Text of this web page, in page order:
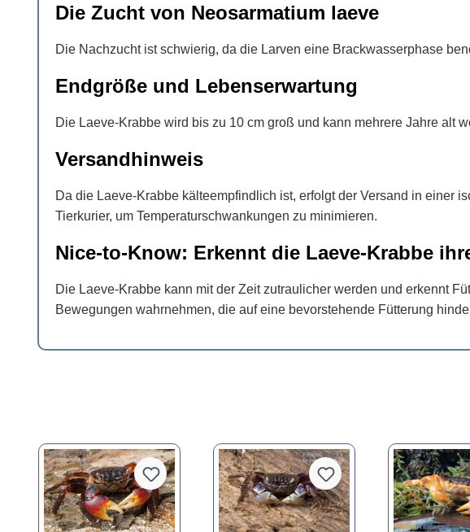
Die Zucht von Neosarmatium laeve
Die Nachzucht ist schwierig, da die Larven eine Brackwasserphase
Endgröße und Lebenserwartung
Die Laeve-Krabbe wird bis zu 10 cm groß und kann mehrere Jahre alt
Versandhinweis
Da die Laeve-Krabbe kälteempfindlich ist, erfolgt der Versand in einer
Tierkurier, um Temperaturschwankungen zu minimieren.
Nice-to-Know: Erkennt die Laeve-Krabbe
Die Laeve-Krabbe kann mit der Zeit zutraulicher werden und erkennt
Bewegungen wahrnehmen, die auf eine bevorstehende Fütterung